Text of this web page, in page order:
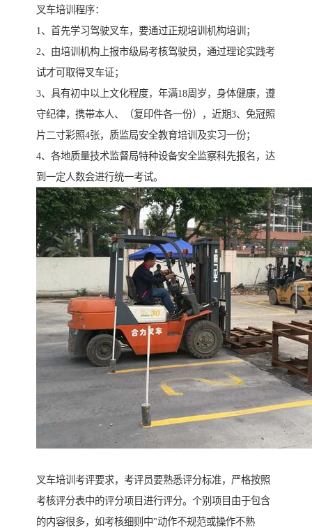
叉车培训程序：
1、首先学习驾驶叉车，要通过正规培训机构培训；
2、由培训机构上报市级局考核驾驶员，通过理论实践考
试才可取得叉车证；
3、具有初中以上文化程度，年满18周岁，身体健康，遵
守纪律，携带本人、（复印件各一份），近期3、免冠照
片二寸彩照4张，质监局安全教育培训及实习一份；
4、各地质量技术监督局特种设备安全监察科先报名，达
到一定人数会进行统一考试。
叉车培训考评要求，考评员要熟悉评分标准，严格按照
考核评分表中的评分项目进行评分。个别项目由于包含
的内容很多，如考核细则中"动作不规范或操作不熟